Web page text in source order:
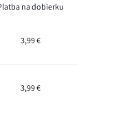
na dobierku
3,99 €
3,99 €